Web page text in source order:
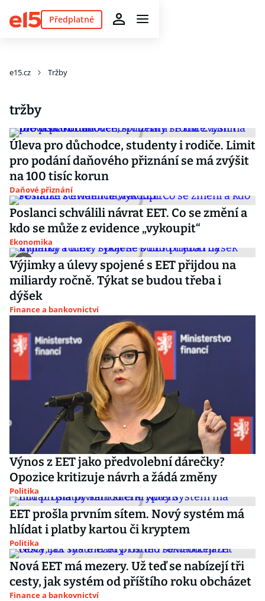
Předplatné
e15.cz Tržby
tržby
Úleva pro důchodce, studenty i rodiče. Limit
pro podání daňového přiznání se má zvýšit
na 100 tisíc korun
Daňové přiznání
Poslanci schválili návrat EET. Co se změní a
kdo se může z evidence „vykoupit“
Ekonomika
Výjimky a úlevy spojené s EET přijdou na
miliardy ročně. Týkat se budou třeba i
dýšek
Finance a bankovnictví
Výnos z EET jako předvolební dárečky?
Opozice kritizuje návrh a žádá změny
Politika
EET prošla prvním sítem. Nový systém má
hlídat i platby kartou či kryptem
Politika
Nová EET má mezery. Už teď se nabízejí tři
cesty, jak systém od příštího roku obcházet
Finance a bankovnictví